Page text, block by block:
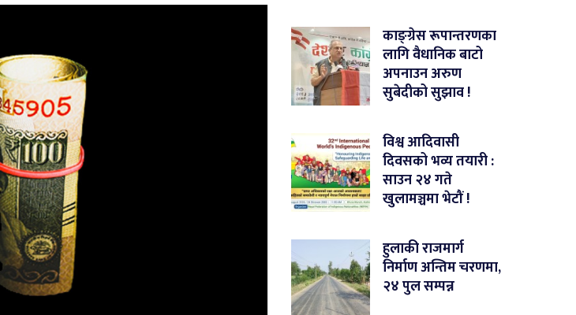
काङ्ग्रेस रूपान्तरणका
लागि वैधानिक बाटो
अपनाउन अरुण
सुबेदीको सुझाव !
विश्व आदिवासी
दिवसको भव्य तयारी :
साउन २४ गते
खुलामञ्चमा भेटौं !
हुलाकी राजमार्ग
निर्माण अन्तिम चरणमा,
२४ पुल सम्पन्न